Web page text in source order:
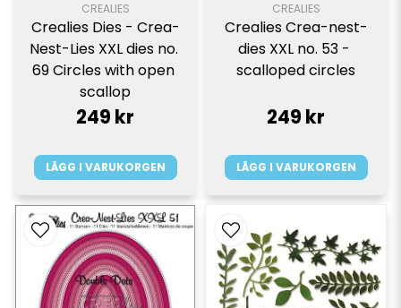
CREALIES
Crealies Dies - Crea-
Nest-Lies XXL dies no.
69 Circles with open
scallop
249 kr
LÄGG I VARUKORGEN
CREALIES
Crealies Crea-nest-
dies XXL no. 53 -
scalloped circles
249 kr
LÄGG I VARUKORGEN